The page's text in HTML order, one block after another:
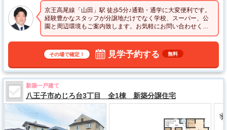
京王高尾線「山田」駅 徒歩5分♪通勤・通学に大変便利です。
経験豊かなスタッフが分譲地だけでなく学校、スーパー、公
園と周辺環境もご案内致します。お気軽にお問い合わせくだ
さい。
その場で確定！ 見学予約する 無料
新築一戸建て
八王子市めじろ台3丁目 全1棟 新築分譲住宅